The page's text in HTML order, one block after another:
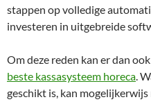
stappen op volledige
investeren in uitgebreide
Om deze reden kan er dan
beste kassasysteem horeca.
geschikt is, kan